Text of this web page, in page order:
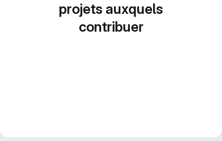
projets auxquels
contribuer